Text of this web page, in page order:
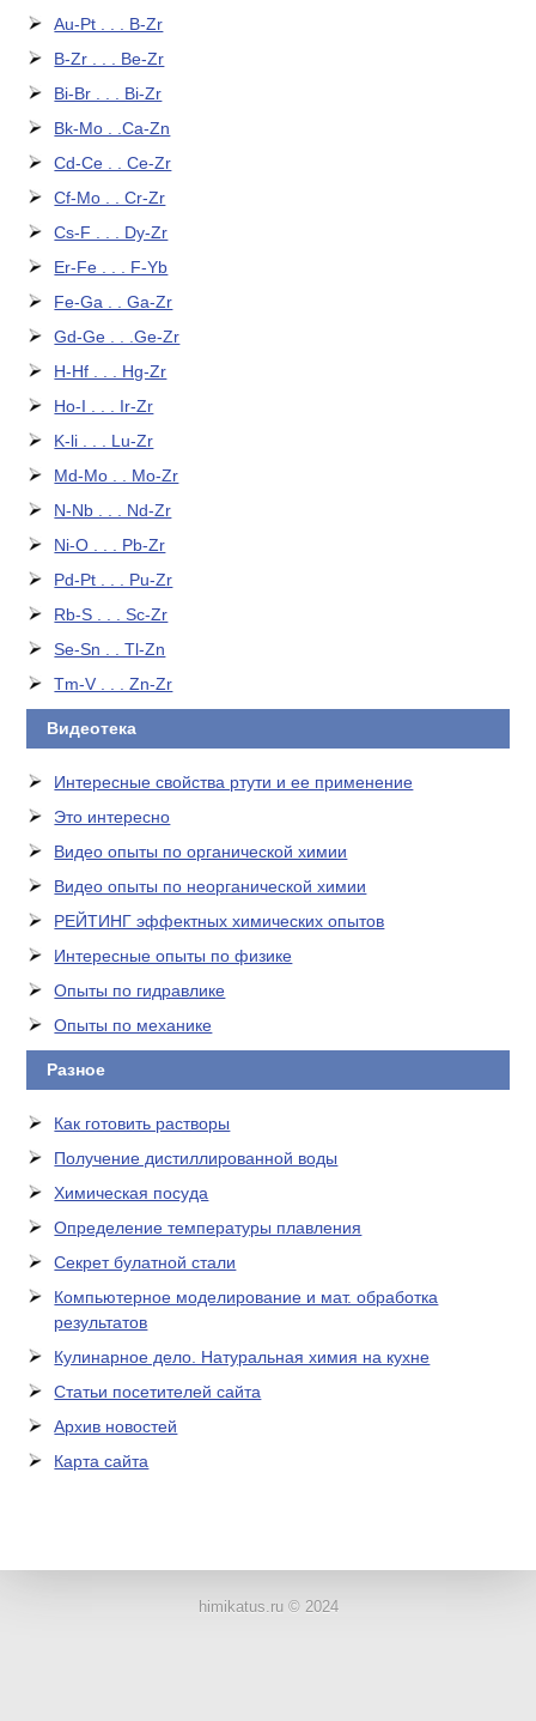
Au-Pt . . . B-Zr
B-Zr . . . Be-Zr
Bi-Br . . . Bi-Zr
Bk-Mo . .Ca-Zn
Cd-Ce . . Ce-Zr
Cf-Mo . . Cr-Zr
Cs-F . . . Dy-Zr
Er-Fe . . . F-Yb
Fe-Ga . . Ga-Zr
Gd-Ge . . .Ge-Zr
H-Hf . . . Hg-Zr
Ho-I . . . Ir-Zr
K-li . . . Lu-Zr
Md-Mo . . Mo-Zr
N-Nb . . . Nd-Zr
Ni-O . . . Pb-Zr
Pd-Pt . . . Pu-Zr
Rb-S . . . Sc-Zr
Se-Sn . . Tl-Zn
Tm-V . . . Zn-Zr
Видеотека
Интересные свойства ртути и ее применение
Это интересно
Видео опыты по органической химии
Видео опыты по неорганической химии
РЕЙТИНГ эффектных химических опытов
Интересные опыты по физике
Опыты по гидравлике
Опыты по механике
Разное
Как готовить растворы
Получение дистиллированной воды
Химическая посуда
Определение температуры плавления
Секрет булатной стали
Компьютерное моделирование и мат. обработка
результатов
Кулинарное дело. Натуральная химия на кухне
Статьи посетителей сайта
Архив новостей
Карта сайта
himikatus.ru © 2024